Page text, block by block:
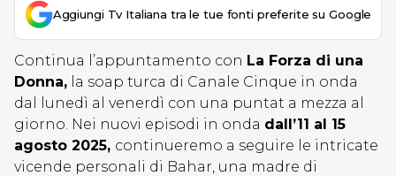
Aggiungi Tv Italiana tra le tue fonti preferite su Google
Continua l’appuntamento con La Forza di una
Donna, la soap turca di Canale Cinque in onda
dal lunedì al venerdì con una puntat a mezza al
giorno. Nei nuovi episodi in onda dall’11 al 15
agosto 2025, continueremo a seguire le intricate
vicende personali di Bahar, una madre di